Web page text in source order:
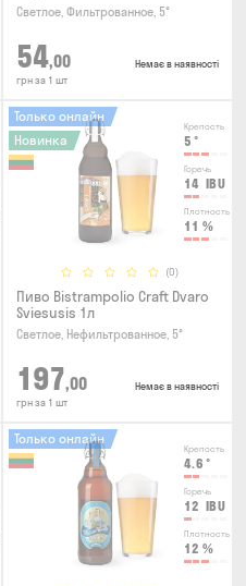
Светлое, Фильтрованное, 5°
54,00
грн за 1 шт
Немає в наявності
Крепость
5 °
Горечь
14 IBU
Плотность
11 %
(0)
Только онлайн
Новинка
Пиво Bistrampolio Craft Dvaro
Sviesusis 1л
Светлое, Нефильтрованное, 5°
197,00
грн за 1 шт
Немає в наявності
Крепость
4.6 °
Горечь
12 IBU
Плотность
12 %
Только онлайн